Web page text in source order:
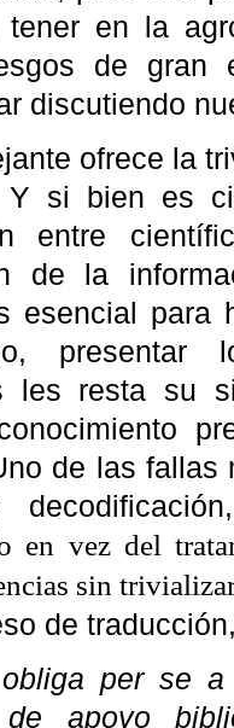
tener en la
de gran
discutiendo
ofrece la
Y si bien es
entre
de la
esencial para
presentar
les resta su
de las fallas
en vez del
sin
de
per se
de apoyo